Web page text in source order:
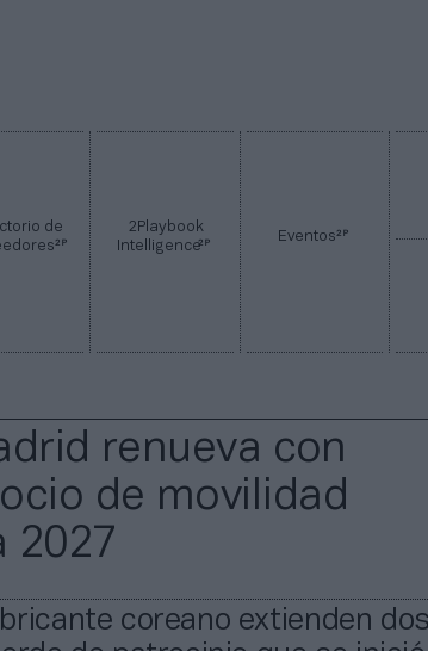
de
2P
2Playbook
Intelligence2P Eventos2P
renueva con
de movilidad
2027
coreano extienden dos